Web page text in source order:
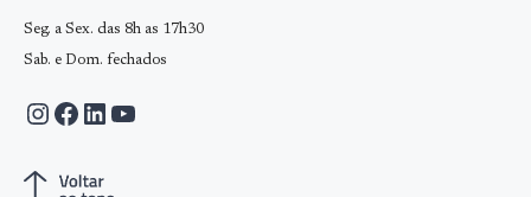
Seg. a Sex. das 8h as 17h30
Sab. e Dom. fechados
Instagram
Facebook
LinkedIn
Youtube